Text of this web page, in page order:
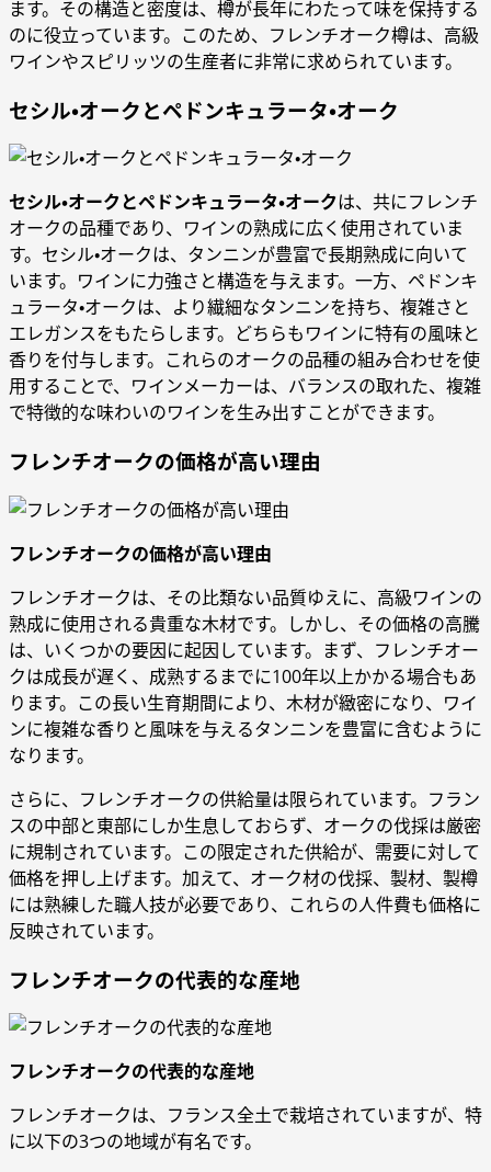
ます。その構造と密度は、樽が長年にわたって味を保持する
のに役立っています。このため、フレンチオーク樽は、高級
ワインやスピリッツの生産者に非常に求められています。
セシル・オークとペドンキュラータ・オーク
セシル・オークとペドンキュラータ・オークは、共にフレンチ
オークの品種であり、ワインの熟成に広く使用されていま
す。セシル・オークは、タンニンが豊富で長期熟成に向いて
います。ワインに力強さと構造を与えます。一方、ペドンキ
ュラータ・オークは、より繊細なタンニンを持ち、複雑さと
エレガンスをもたらします。どちらもワインに特有の風味と
香りを付与します。これらのオークの品種の組み合わせを使
用することで、ワインメーカーは、バランスの取れた、複雑
で特徴的な味わいのワインを生み出すことができます。
フレンチオークの価格が高い理由
フレンチオークの価格が高い理由
フレンチオークは、その比類ない品質ゆえに、高級ワインの
熟成に使用される貴重な木材です。しかし、その価格の高騰
は、いくつかの要因に起因しています。まず、フレンチオー
クは成長が遅く、成熟するまでに100年以上かかる場合もあ
ります。この長い生育期間により、木材が緻密になり、ワイ
ンに複雑な香りと風味を与えるタンニンを豊富に含むように
なります。
さらに、フレンチオークの供給量は限られています。フラン
スの中部と東部にしか生息しておらず、オークの伐採は厳密
に規制されています。この限定された供給が、需要に対して
価格を押し上げます。加えて、オーク材の伐採、製材、製樽
には熟練した職人技が必要であり、これらの人件費も価格に
反映されています。
フレンチオークの代表的な産地
フレンチオークの代表的な産地
フレンチオークは、フランス全土で栽培されていますが、特
に以下の3つの地域が有名です。